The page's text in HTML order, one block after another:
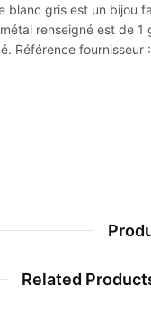
blanc gris est un
renseigné est de
Référence
Related